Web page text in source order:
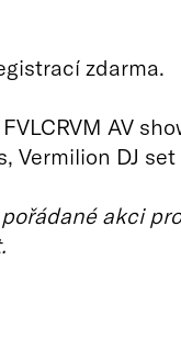
zdarma.
AV
Vermilion DJ set
akci